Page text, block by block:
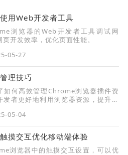
用Web开发者工具
浏览器的Web开发者工具调试网
开发效率，优化页面性能。
05-27
理技巧
如何高效管理Chrome浏览器插件资
发者更好地利用浏览器资源，提升插
05-04
摸交互优化移动端体验
浏览器中的触摸交互设置，可以优